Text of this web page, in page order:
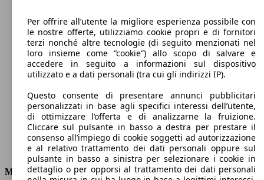
240 km/h
Velocità massima
Benzina
Carburante
Motore e Prestazioni
Per offrire all’utente la migliore esperienza possibile con
le nostre offerte, utilizziamo cookie propri e di fornitori
terzi nonché altre tecnologie (di seguito menzionati nel
loro insieme come “cookie”) allo scopo di salvare e
accedere in seguito a informazioni sul dispositivo
utilizzato e a dati personali (tra cui gli indirizzi IP).
Questo consente di presentare annunci pubblicitari
personalizzati in base agli specifici interessi dell’utente,
di ottimizzare l’offerta e di analizzarne la fruizione.
Cliccare sul pulsante in basso a destra per prestare il
consenso all’impiego di cookie soggetti ad autorizzazione
e al relativo trattamento dei dati personali oppure sul
pulsante in basso a sinistra per selezionare i cookie in
dettaglio o per opporsi al trattamento dei dati personali